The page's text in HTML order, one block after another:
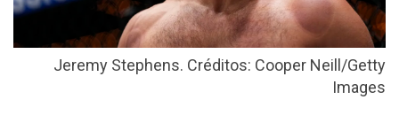
Jeremy Stephens. Créditos: Cooper Neill/Getty
Images